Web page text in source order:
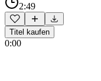
2:49
Titel kaufen
0:00